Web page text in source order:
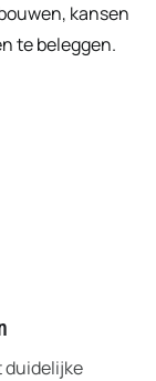
kansen
te beleggen.
duidelijke